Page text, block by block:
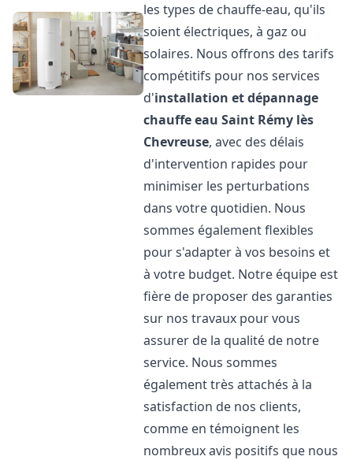
les types de chauffe-eau, qu'ils
soient électriques, à gaz ou
solaires. Nous offrons des tarifs
compétitifs pour nos services
d'installation et dépannage
chauffe eau Saint Rémy lès
Chevreuse, avec des délais
d'intervention rapides pour
minimiser les perturbations
dans votre quotidien. Nous
sommes également flexibles
pour s'adapter à vos besoins et
à votre budget. Notre équipe est
fière de proposer des garanties
sur nos travaux pour vous
assurer de la qualité de notre
service. Nous sommes
également très attachés à la
satisfaction de nos clients,
comme en témoignent les
nombreux avis positifs que nous